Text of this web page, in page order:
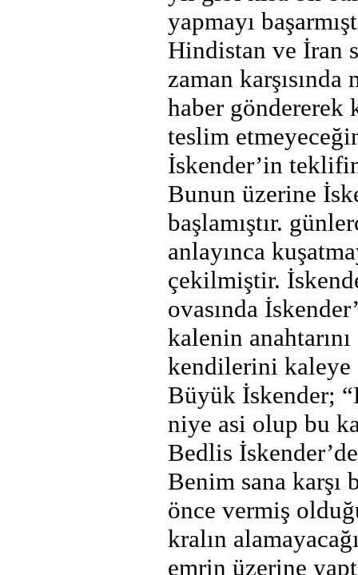
yapmayı
Hindistan ve İran
zaman
haber
teslim
İskender’in
Bunun üzerine
başlamıştır.
anlayınca
çekilmiştir.
ovasında
kalenin
kendilerini kaleye
Büyük İskender;
niye asi olup bu
Bedlis
Benim sana karşı
önce vermiş
kralın
emrin üzerine